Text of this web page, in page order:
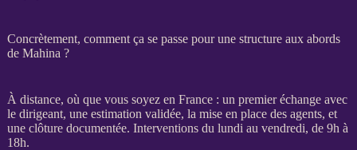
Concrètement, comment ça se passe pour une structure aux abords
de Mahina ?
À distance, où que vous soyez en France : un premier échange avec
le dirigeant, une estimation validée, la mise en place des agents, et
une clôture documentée. Interventions du lundi au vendredi, de 9h à
18h.